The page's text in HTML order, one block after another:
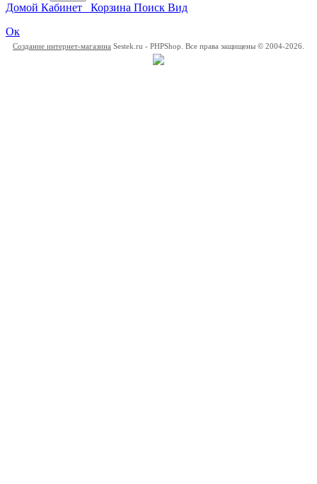
Домой Кабинет Корзина Поиск Вид
Ок
Создание интернет-магазина Sestek.ru - PHPShop. Все права защищены © 2004-2026.